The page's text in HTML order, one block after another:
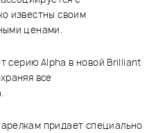
известны своим
ценами.
серию Alpha в новой Brilliant
все
придает специально